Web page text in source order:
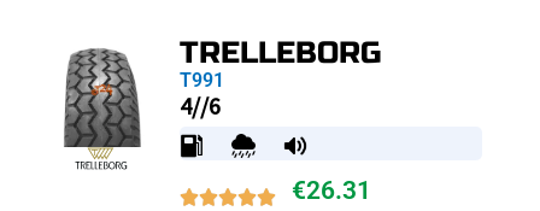
TRELLEBORG
T991
4//6
€26.31